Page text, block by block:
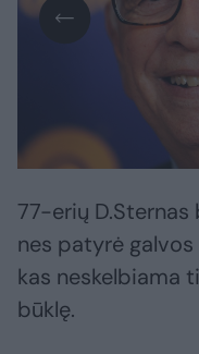
77-erių
nes patyrė galvos
kas neskelbiama
būklę.